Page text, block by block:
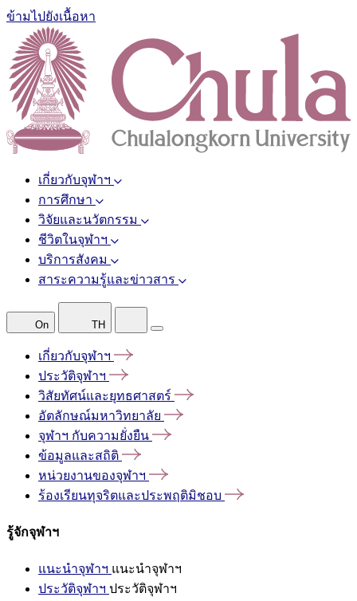
ข้ามไปยังเนื้อหา
เกี่ยวกับจุฬาฯ
การศึกษา
วิจัยและนวัตกรรม
ชีวิตในจุฬาฯ
บริการสังคม
สาระความรู้และข่าวสาร
On TH
เกี่ยวกับจุฬาฯ
ประวัติจุฬาฯ
วิสัยทัศน์และยุทธศาสตร์
อัตลักษณ์มหาวิทยาลัย
จุฬาฯ กับความยั่งยืน
ข้อมูลและสถิติ
หน่วยงานของจุฬาฯ
ร้องเรียนทุจริตและประพฤติมิชอบ
รู้จักจุฬาฯ
แนะนำจุฬาฯ แนะนำจุฬาฯ
ประวัติจุฬาฯ ประวัติจุฬาฯ